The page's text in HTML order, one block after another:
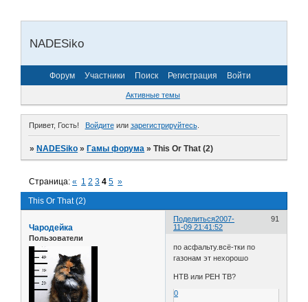
NADESiko
Форум Участники Поиск Регистрация Войти
Активные темы
Привет, Гость! Войдитеили зарегистрируйтесь.
»NADESiko »Гамы форума »This Or That (2)
This Or That (2)
Страница:« 1 2 3 4 5 »
Поделиться 91
2007-
11-09 21:41:52
Чародейка
Пользователи
по асфальту.всё-тки по
газонам эт нехорошо
НТВ или РЕН ТВ?
0